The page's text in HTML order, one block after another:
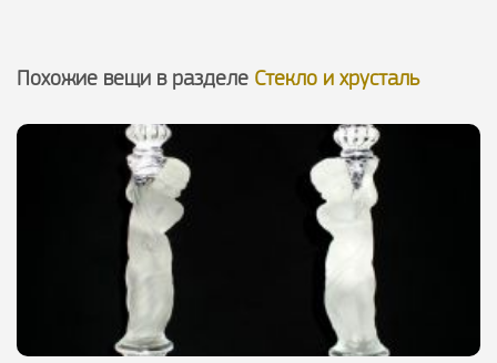
Похожие вещи в разделе Стекло и хрусталь